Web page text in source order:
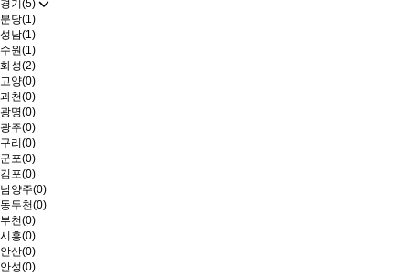
경기(5)
분당(1)
성남(1)
수원(1)
화성(2)
고양(0)
과천(0)
광명(0)
광주(0)
구리(0)
군포(0)
김포(0)
남양주(0)
동두천(0)
부천(0)
시흥(0)
안산(0)
안성(0)